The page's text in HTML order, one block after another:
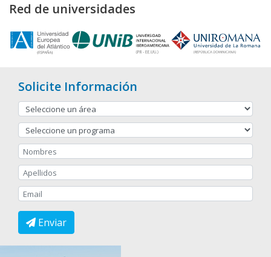
Red de universidades
Solicite Información
Enviar